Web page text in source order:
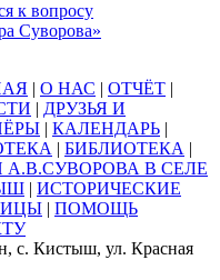
к вопросу
Суворова»
| О НАС | ОТЧЁТ |
| ДРУЗЬЯ И
| КАЛЕНДАРЬ |
| БИБЛИОТЕКА |
А.В.СУВОРОВА В СЕЛЕ
| ИСТОРИЧЕСКИЕ
| ПОМОЩЬ
с. Кистыш, ул. Красная